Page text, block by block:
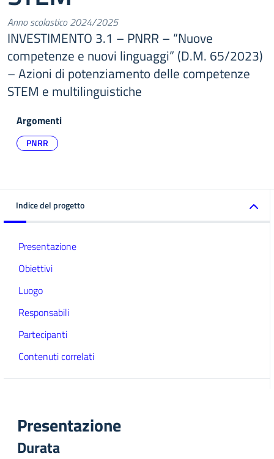
Anno scolastico 2024/2025
INVESTIMENTO 3.1 – PNRR – “Nuove
competenze e nuovi linguaggi” (D.M. 65/2023)
– Azioni di potenziamento delle competenze
STEM e multilinguistiche
Argomenti
PNRR
Indice del progetto
Presentazione
Obiettivi
Luogo
Responsabili
Partecipanti
Contenuti correlati
Presentazione
Durata